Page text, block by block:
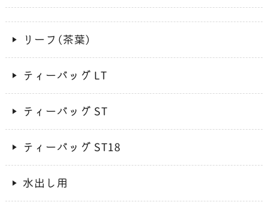
リーフ（茶葉）
ティーバッグ LT
ティーバッグ ST
ティーバッグ ST18
水出し用